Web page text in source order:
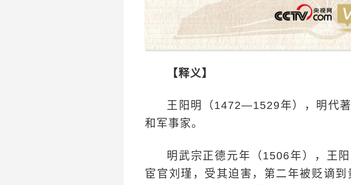
【释义】
王阳明（1472—1529年），明代
和军事家。
明武宗正德元年（1506年），王
宦官刘瑾，受其迫害，第二年被贬谪